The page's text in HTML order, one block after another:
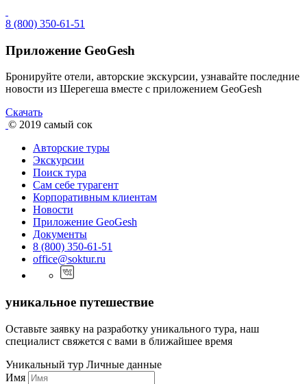
8 (800) 350-61-51
Приложение GeoGesh
Бронируйте отели, авторские экскурсии, узнавайте последние
новости из Шерегеша вместе с приложением GeoGesh
Скачать
© 2019 самый сок
Авторские туры
Экскурсии
Поиск тура
Cам себе турагент
Корпоративным клиентам
Новости
Приложение GeoGesh
Документы
8 (800) 350-61-51
office@soktur.ru
уникальное путешествие
Оставьте заявку на разработку уникального тура, наш
специалист свяжется с вами в ближайшее время
Уникальный тур Личные данные
Имя